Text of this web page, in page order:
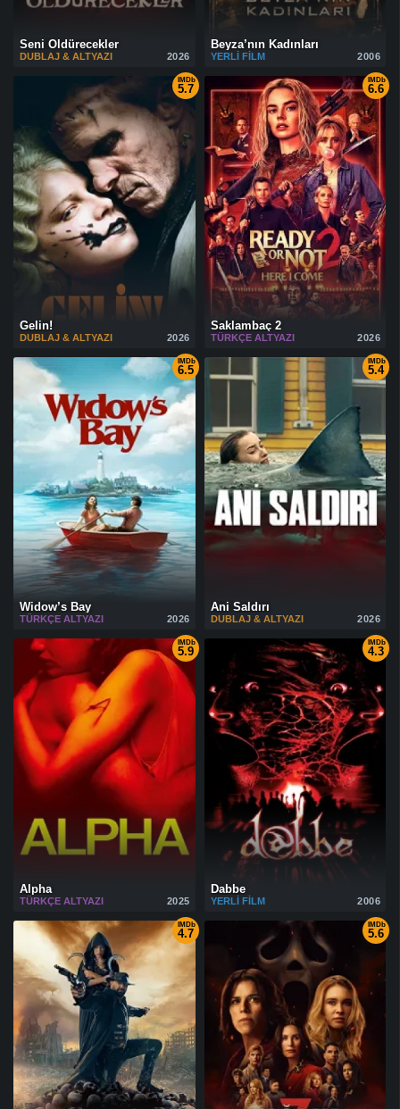
Seni Öldürecekler
2026
DUBLAJ & ALTYAZI
Beyza’nın Kadınları
2006
YERLI FILM
IMDb
5.7
Gelin!
2026
DUBLAJ & ALTYAZI
IMDb
6.6
Saklambaç 2
2026
TÜRKÇE ALTYAZI
IMDb
6.5
Widow’s Bay
2026
TÜRKÇE ALTYAZI
IMDb
5.4
Ani Saldırı
2026
DUBLAJ & ALTYAZI
IMDb
5.9
Alpha
2025
TÜRKÇE ALTYAZI
IMDb
4.3
Dabbe
2006
YERLI FILM
IMDb
4.7
IMDb
5.6